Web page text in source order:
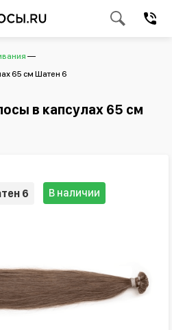
65 см Шатен 6
в капсулах 65 см
6 В наличии